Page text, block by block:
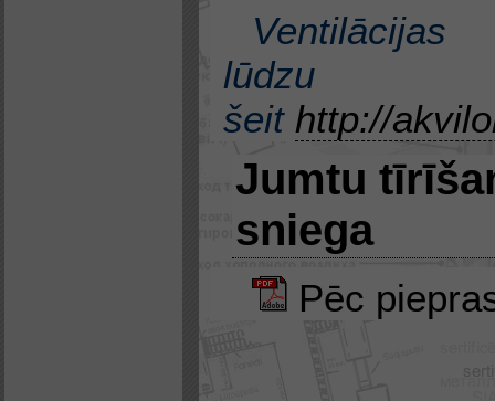
Ventilācijas
lūdzu
šeit http://
Jumtu
sniega
Pēc